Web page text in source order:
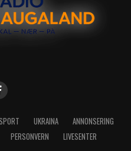
UKRAINA
ANNONSERING
PERSONVERN LIVESENTER